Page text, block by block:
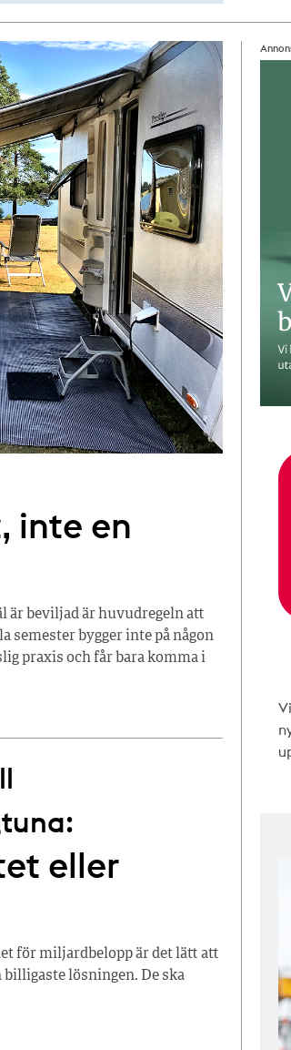
inte en
är beviljad är huvudregeln att
semester bygger inte på någon
praxis och får bara komma i
eller
för miljardbelopp är det lätt att
billigaste lösningen. De ska